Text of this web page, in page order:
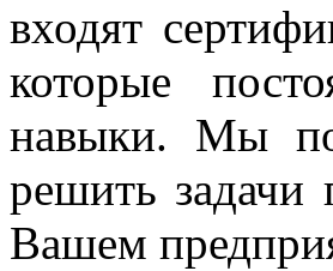
входят
которые
навыки. Мы
решить задачи
Вашем